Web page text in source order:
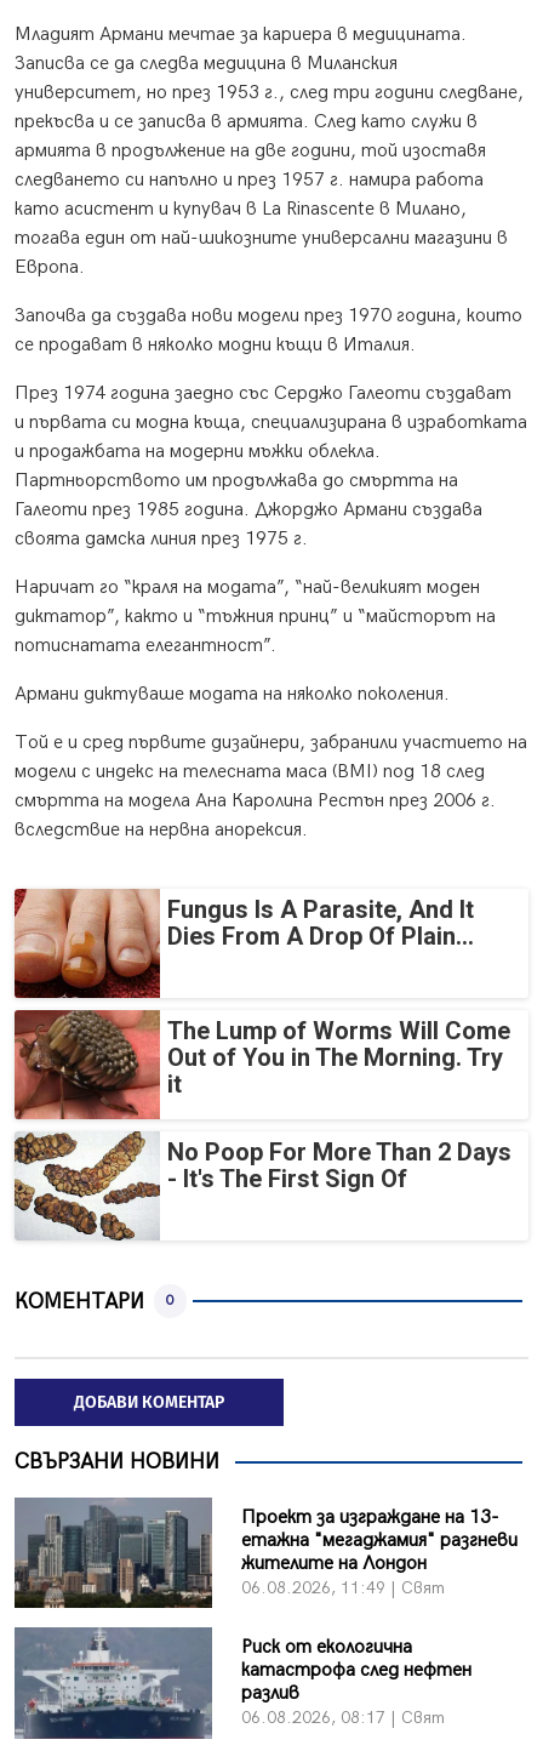
Младият Армани мечтае за кариера в медицината.
Записва се да следва медицина в Миланския
университет, но през 1953 г., след три години следване,
прекъсва и се записва в армията. След като служи в
армията в продължение на две години, той изоставя
следването си напълно и през 1957 г. намира работа
като асистент и купувач в La Rinascente в Милано,
тогава един от най-шикозните универсални магазини в
Европа.
Започва да създава нови модели през 1970 година, които
се продават в няколко модни къщи в Италия.
През 1974 година заедно със Серджо Галеоти създават
и първата си модна къща, специализирана в изработката
и продажбата на модерни мъжки облекла.
Партньорството им продължава до смъртта на
Галеоти през 1985 година. Джорджо Армани създава
своята дамска линия през 1975 г.
Наричат го “краля на модата”, “най-великият моден
диктатор”, както и “тъжния принц” и “майсторът на
потиснатата елегантност”.
Армани диктуваше модата на няколко поколения.
Той е и сред първите дизайнери, забранили участието на
модели с индекс на телесната маса (BMI) под 18 след
смъртта на модела Ана Каролина Рестън през 2006 г.
вследствие на нервна анорексия.
Fungus Is A Parasite, And It
Dies From A Drop Of Plain...
The Lump of Worms Will Come
Out of You in The Morning. Try
it
No Poop For More Than 2 Days
- It's The First Sign Of
КОМЕНТАРИ 0
ДОБАВИ КОМЕНТАР
СВЪРЗАНИ НОВИНИ
Проект за изграждане на 13-
етажна "мегаджамия" разгневи
жителите на Лондон
06.08.2026, 11:49 | Свят
Риск от екологична
катастрофа след нефтен
разлив
06.08.2026, 08:17 | Свят